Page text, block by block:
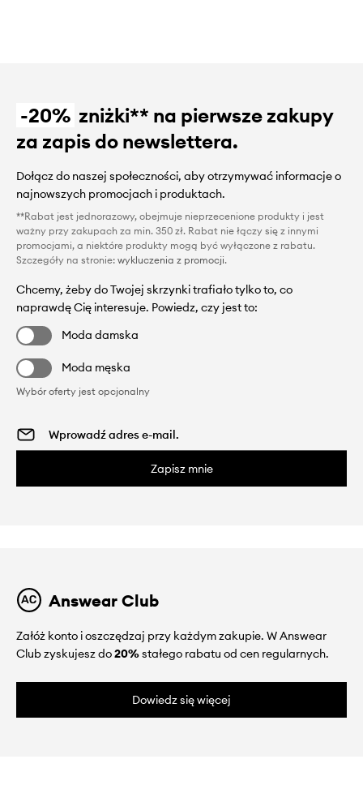
-20% zniżki** na pierwsze zakupy
za zapis do newslettera.
Dołącz do naszej społeczności, aby otrzymywać informacje o
najnowszych promocjach i produktach.
**Rabat jest jednorazowy, obejmuje nieprzecenione produkty i jest
ważny przy zakupach za min. 350 zł. Rabat nie łączy się z innymi
promocjami, a niektóre produkty mogą być wyłączone z rabatu.
Szczegóły na stronie: wykluczenia z promocji.
Chcemy, żeby do Twojej skrzynki trafiało tylko to, co
naprawdę Cię interesuje. Powiedz, czy jest to:
Moda damska
Moda męska
Wybór oferty jest opcjonalny
Zapisz mnie
Answear Club
Załóż konto i oszczędzaj przy każdym zakupie. W Answear
Club zyskujesz do20%stałego rabatu od cen regularnych.
Dowiedz się więcej